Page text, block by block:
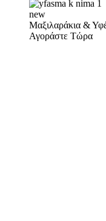
new
Μαξιλαράκια &
Αγοράστε Τώρα